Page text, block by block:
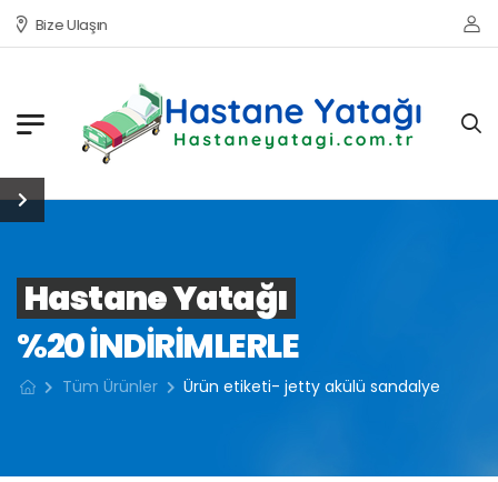
Bize Ulaşın
Hastane Yatağı
%20 INDIRIMLERLE
Tüm Ürünler Ürün etiketi- jetty akülü sandalye